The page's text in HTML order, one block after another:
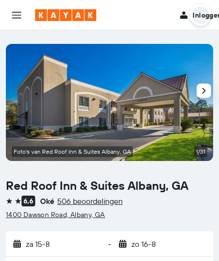
Red Roof Inn & Suites Albany, GA
2 sterren
6,6 Oké 506 beoordelingen
1400 Dawson Road, Albany, GA
za 15-8 - zo 16-8
Foto's van Red Roof Inn & Suites Albany, GA 1/31